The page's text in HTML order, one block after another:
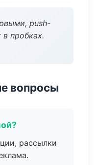
push-
пробках.
вопросы
рассылки